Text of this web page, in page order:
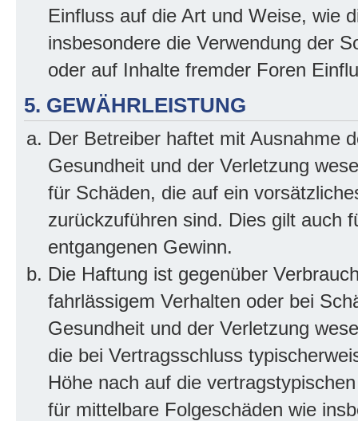
Einfluss auf die Art und Weise, wie
insbesondere die Verwendung der
oder auf Inhalte fremder Foren
5. GEWÄHRLEISTUNG
Der Betreiber haftet mit Ausnahme
Gesundheit und der Verletzung
für Schäden, die auf ein
zurückzuführen sind. Dies gilt auch
entgangenen Gewinn.
Die Haftung ist gegenüber
fahrlässigem Verhalten oder bei
Gesundheit und der Verletzung
die bei Vertragsschluss
Höhe nach auf die
für mittelbare Folgeschäden wie